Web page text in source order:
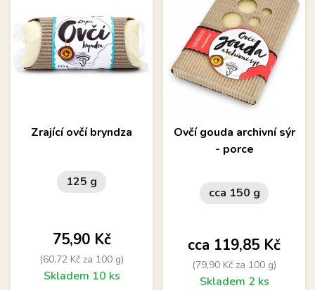
Zrající ovčí bryndza
125 g
Cena
75,90 Kč
(60,72 Kč za 100 g)
Skladem 10 ks
Ovčí gouda archivní sýr
- porce
cca 150 g
Cena
cca 119,85 Kč
(79,90 Kč za 100 g)
Skladem 2 ks